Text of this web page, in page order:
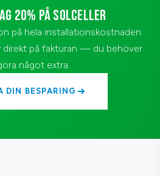
20% PÅ SOLCELLER
på hela installationskostnaden
direkt på fakturan — du behöver
något extra.
DIN BESPARING